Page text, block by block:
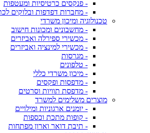
- פנקסים כרטיסיות ומעטפות
- מחברות דפדפות ובלוקים
טכנולוגיה ומיכון משרדי
- מחשבונים ומכונות חישוב
- מכשירי ספירלה ואביזרים
- מכשירי למינציה ואביזרים
- מגרסות
- טלפונים
- מיכון משרדי כללי
- מדפסות ופקסים
- מדפסת תוויות וסרטים
מוצרים משלימים למשרד
- יומנים ארגוניות ומילויים
- קופות מתכת וכספות
- תיבת דואר וארון מפתחות